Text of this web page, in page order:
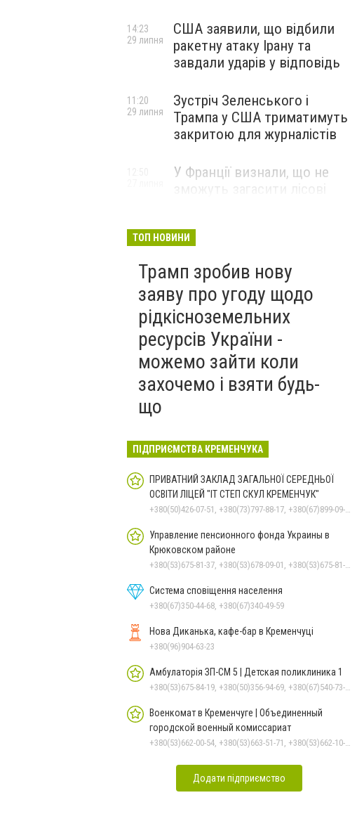
США заявили, що відбили
ракетну атаку Ірану та
завдали ударів у відповідь
14:23
29 липня
Зустріч Зеленського і
Трампа у США триматимуть
закритою для журналістів
11:20
29 липня
У Франції визнали, що не
ТОП НОВИНИ
Трамп зробив нову
заяву про угоду щодо
рідкісноземельних
ресурсів України -
можемо зайти коли
захочемо і взяти будь-
що
ПІДПРИЄМСТВА КРЕМЕНЧУКА
ПРИВАТНИЙ ЗАКЛАД ЗАГАЛЬНОЇ СЕРЕДНЬОЇ
ОСВІТИ ЛІЦЕЙ "ІТ СТЕП СКУЛ КРЕМЕНЧУК"
+380(50)426-07-51, +380(73)797-88-17, +380(67)899-09-16
Управление пенсионного фонда Украины в
Крюковском районе
+380(53)675-81-37, +380(53)678-09-01, +380(53)675-81-32, +380(53)675-81-40, +380(53)675-81-33, +380(53)675-81-38, +380(53)675-81-31, +380(53)678-08-87
Система сповіщення населення
+380(67)350-44-68, +380(67)340-49-59
Нова Диканька, кафе-бар в Кременчуці
+380(96)904-63-23
Амбулаторія ЗП-СМ 5 | Детская поликлиника 1
+380(53)675-84-19, +380(50)356-94-69, +380(67)540-73-87
Военкомат в Кременчуге | Объединенный
городской военный комиссариат
+380(53)662-00-54, +380(53)663-51-71, +380(53)662-10-35
Додати підприємство